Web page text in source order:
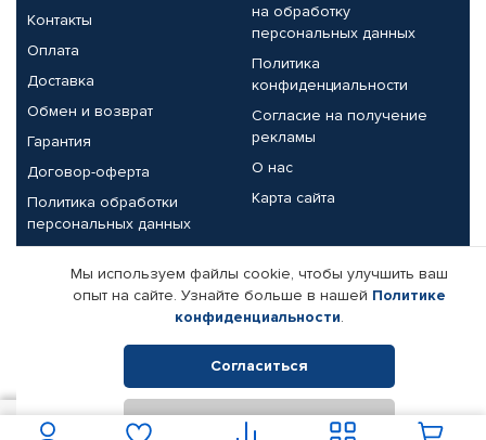
Контакты
Оплата
Доставка
Обмен и возврат
Гарантия
Договор-оферта
Политика обработки
персональных данных
на обработку
персональных данных
Политика
конфиденциальности
Согласие на получение
рекламы
О нас
Карта сайта
Партнерам
Корпоративным клиентам
Поставщикам
Реквизиты компании
© КАМАЗ ЦЕНТР ДОНЕЦК, 2015-2026. Все права защищены.
Мы используем файлы cookie, чтобы улучшить ваш
опыт на сайте. Узнайте больше в нашей Политике
конфиденциальности.
Согласиться
Отклонить